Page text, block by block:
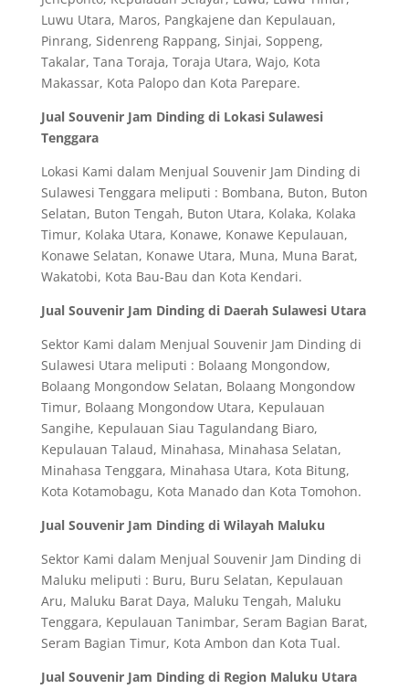
Luwu Utara, Maros, Pangkajene dan Kepulauan,
Pinrang, Sidenreng Rappang, Sinjai, Soppeng,
Takalar, Tana Toraja, Toraja Utara, Wajo, Kota
Makassar, Kota Palopo dan Kota Parepare.
Jual Souvenir Jam Dinding di Lokasi Sulawesi
Tenggara
Lokasi Kami dalam Menjual Souvenir Jam Dinding di
Sulawesi Tenggara meliputi : Bombana, Buton, Buton
Selatan, Buton Tengah, Buton Utara, Kolaka, Kolaka
Timur, Kolaka Utara, Konawe, Konawe Kepulauan,
Konawe Selatan, Konawe Utara, Muna, Muna Barat,
Wakatobi, Kota Bau-Bau dan Kota Kendari.
Jual Souvenir Jam Dinding di Daerah Sulawesi Utara
Sektor Kami dalam Menjual Souvenir Jam Dinding di
Sulawesi Utara meliputi : Bolaang Mongondow,
Bolaang Mongondow Selatan, Bolaang Mongondow
Timur, Bolaang Mongondow Utara, Kepulauan
Sangihe, Kepulauan Siau Tagulandang Biaro,
Kepulauan Talaud, Minahasa, Minahasa Selatan,
Minahasa Tenggara, Minahasa Utara, Kota Bitung,
Kota Kotamobagu, Kota Manado dan Kota Tomohon.
Jual Souvenir Jam Dinding di Wilayah Maluku
Sektor Kami dalam Menjual Souvenir Jam Dinding di
Maluku meliputi : Buru, Buru Selatan, Kepulauan
Aru, Maluku Barat Daya, Maluku Tengah, Maluku
Tenggara, Kepulauan Tanimbar, Seram Bagian Barat,
Seram Bagian Timur, Kota Ambon dan Kota Tual.
Jual Souvenir Jam Dinding di Region Maluku Utara